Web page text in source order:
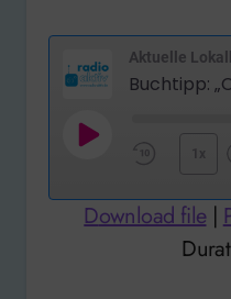
Aktuelle
Buchtipp:
Play
10
Seconds
1x
Download file|